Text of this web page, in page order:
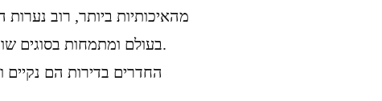
מהאיכותיות ביותר, רוב נערות
בעולם ומתמחות בסוגים שונים של עיסויים מרגיעים ומטריפי חושים.
החדרים בדירות הם נקיים